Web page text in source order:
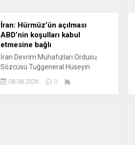
İran: Hürmüz’ün açılması
ABD’nin koşulları kabul
etmesine bağlı
İran Devrim Muhafızları Ordusu
Sözcüsü Tuğgeneral Hüseyin
Muhibbi, Hürmüz Boğazı'nın
yeniden açılmasının İran'ın
08.08.2026 0